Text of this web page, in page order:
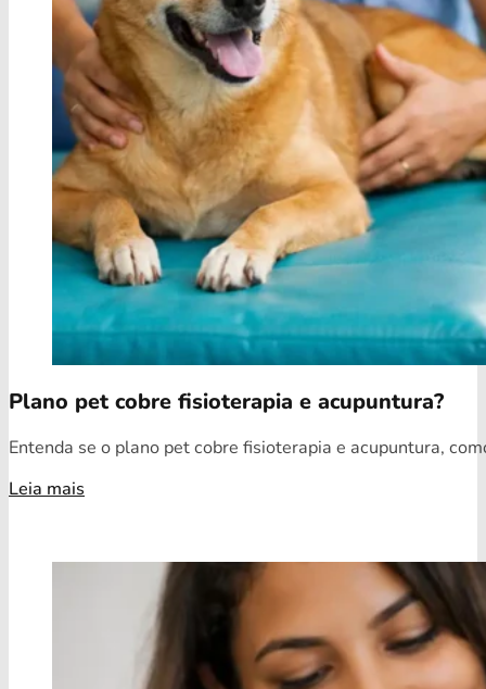
Plano pet cobre fisioterapia e acupuntura?
Entenda se o plano pet cobre fisioterapia e acupuntura,
Leia mais